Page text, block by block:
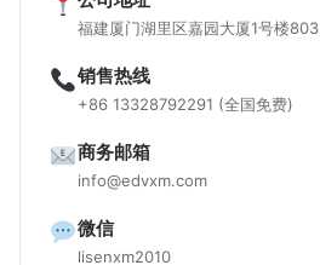
福建厦门湖里区嘉园大厦1号楼803
销售热线
+86 13328792291 (全国免费)
商务邮箱
info@edvxm.com
微信
lisenxm2010